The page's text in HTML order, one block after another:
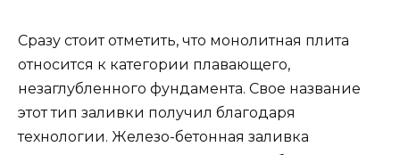
Сразу стоит отметить, что монолитная плита
относится к категории плавающего,
незаглубленного фундамента. Свое название
этот тип заливки получил благодаря
технологии. Железо-бетонная заливка